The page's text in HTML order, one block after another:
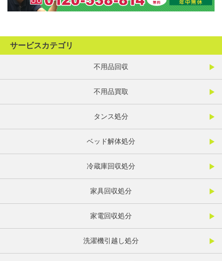
サービスカテゴリ
不用品回収
不用品買取
タンス処分
ベッド解体処分
冷蔵庫回収処分
家具回収処分
家電回収処分
洗濯機引越し処分